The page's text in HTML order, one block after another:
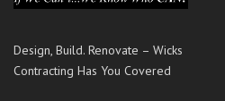
Design, Build. Renovate – Wicks
Contracting Has You Covered